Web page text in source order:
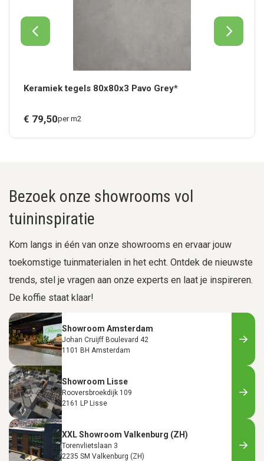
Keramiek tegels 80x80x3 Pavo Grey*
€ 79,50per m2
Bezoek onze showrooms vol
tuininspiratie
Kom langs in één van onze showrooms en ervaar jouw
toekomstige tuinmaterialen in het echt. Ontdek de nieuwste
trends, stel je vragen aan onze experts en laat je inspireren.
De koffie staat klaar!
Showroom Amsterdam
Johan Cruijff Boulevard 42
1101 BH Amsterdam
Showroom Lisse
Rooversbroekdijk 109
2161 LP Lisse
XXL Showroom Valkenburg (ZH)
Torenvlietslaan 3
2235 SM Valkenburg (ZH)